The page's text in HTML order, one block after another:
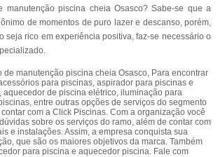
manutenção piscina cheia Osasco? Sabe-se que a
de momentos de puro lazer e descanso, porém,
seja rico em experiência positiva, faz-se necessário o
de manutenção piscina cheia Osasco, Para encontrar
para piscinas, aspirador para piscinas e
aquecedor de piscina elétrico, iluminação para
entre outras opções de serviços do segmento
com a Click Piscinas. Com a organização você
sobre os serviços do ramo, além de contar com
e instalações. Assim, a empresa conquista sua
que são os maiores objetivos da marca. Também
para piscina e aquecedor piscina. Fale com